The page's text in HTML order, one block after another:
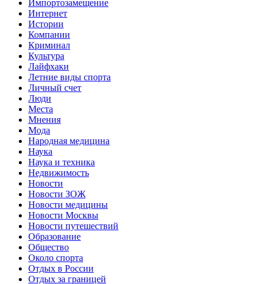
Импортозамещение
Интернет
Истории
Компании
Криминал
Культура
Лайфхаки
Летние виды спорта
Личный счет
Люди
Места
Мнения
Мода
Народная медицина
Наука
Наука и техника
Недвижимость
Новости
Новости ЗОЖ
Новости медицины
Новости Москвы
Новости путешествий
Образование
Общество
Около спорта
Отдых в России
Отдых за границей